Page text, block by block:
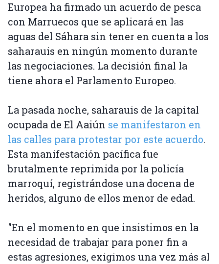
Europea ha firmado un acuerdo de pesca
con Marruecos que se aplicará en las
aguas del Sáhara sin tener en cuenta a los
saharauis en ningún momento durante
las negociaciones. La decisión final la
tiene ahora el Parlamento Europeo.
La pasada noche, saharauis de la capital
ocupada de El Aaiún se manifestaron en
las calles para protestar por este acuerdo.
Esta manifestación pacífica fue
brutalmente reprimida por la policía
marroquí, registrándose una docena de
heridos, alguno de ellos menor de edad.
"En el momento en que insistimos en la
necesidad de trabajar para poner fin a
estas agresiones, exigimos una vez más al